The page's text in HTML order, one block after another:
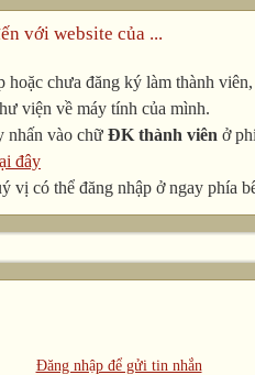
với website của ...
hoặc chưa đăng ký làm thành
viện về máy tính của mình.
nhấn vào chữ ĐK thành viên ở
đây
vị có thể đăng nhập ở ngay phía
Đăng nhập để gửi tin nhắn